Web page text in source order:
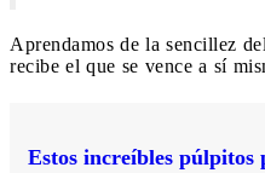
Aprendamos de la sencillez
recibe el que se vence a sí
Estos increíbles